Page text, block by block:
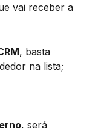
vai receber a
, basta
na lista;
, será